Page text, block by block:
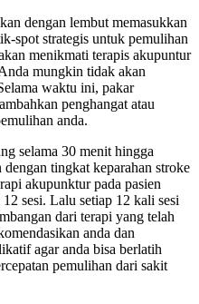
dengan lembut memasukkan
spot strategis untuk pemulihan
menikmati terapis akupuntur
mungkin tidak akan
waktu ini, pakar
penghangat atau
anda.
selama 30 menit hingga
tingkat keparahan stroke
akupunktur pada pasien
sesi. Lalu setiap 12 kali sesi
dari terapi yang telah
anda dan
agar anda bisa berlatih
pemulihan dari sakit